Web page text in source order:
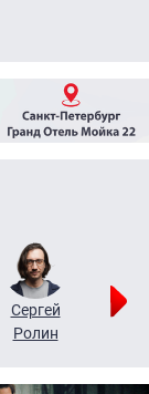
Сергей
Ролин